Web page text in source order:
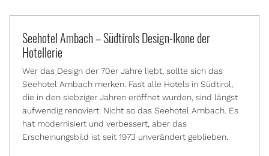
Seehotel Ambach – Südtirols Design-Ikone der
Hotellerie
Wer das Design der 70er Jahre liebt, sollte sich das
Seehotel Ambach merken. Fast alle Hotels in Südtirol,
die in den siebziger Jahren eröffnet wurden, sind längst
aufwendig renoviert. Nicht so das Seehotel Ambach. Es
hat modernisiert und verbessert, aber das
Erscheinungsbild ist seit 1973 unverändert geblieben.